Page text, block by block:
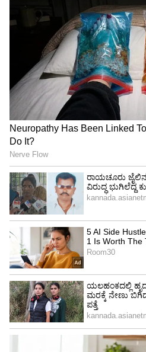
ಚಿಹ್ನೆಯ ಜನರು ತುಂಬಾ
ಉಪಸ್ಥಿತಿಯನ್ನು ಸುಲಭವಾಗಿ
ಚಿಕ್ಕ ವಿವರಗಳನ್ನು ಗಮನಿಸುತ್ತಾರೆ
ವ್ಯಕ್ತಿಯನ್ನು ಓದುತ್ತಾರೆ. ಅವರು
ನಿಷ್ಠಾವಂತರಾಗಿರುವುದರಿಂದ
ಹೊರಬಂದರೆ ಅವರು ಸಾಕಷ್ಟು
ಅನುಭವಿಸುತ್ತಾರೆ. ಅವರು
ಬಳಲುತ್ತಿದ್ದರೆ ಅವರ ಕೆಟ್ಟ
ಮರೆಮಾಡಬಹುದು.
Weekly Love
ಜೀವನದಲ್ಲಿ ಹೊಸ ತಿರುವು
ಕುಂಭ ರಾಶಿ(Aquarius)
ಈ ಚಿಹ್ನೆಯ ಜನರು ಮೂಲ ಮತ್ತು
ಹೊಂದಿರುವುದರಿಂದ ಎಲ್ಲರಿಗಿಂತ
ತಮ್ಮ ವಿಧಾನದೊಂದಿಗೆ
ಅವರು ಕೆಲವು ಜನರಿಗೆ ಸ್ವಲ್ಪ
ಪಡೆಯಬಹುದು. ಅವರು ತಮ್ಮ